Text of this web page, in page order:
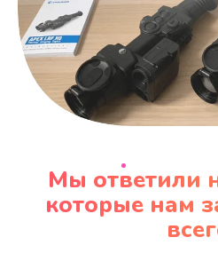
Мы ответили
которые нам